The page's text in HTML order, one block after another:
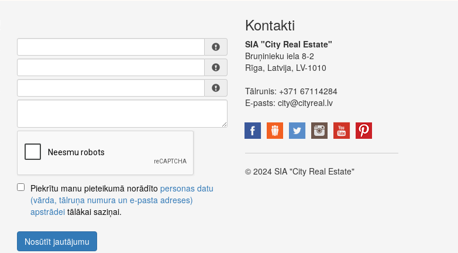
Piekrītu manu pieteikumā norādīto personas datu
(vārda, tālruņa numura un e-pasta adreses)
apstrādeitālākai saziņai.
Nosūtīt jautājumu
Kontakti
SIA "City Real Estate"
Bruņinieku iela 8-2
Rīga, Latvija, LV-1010
Tālrunis: +371 67114284
E-pasts: city@cityreal.lv
© 2024 SIA "City Real Estate"